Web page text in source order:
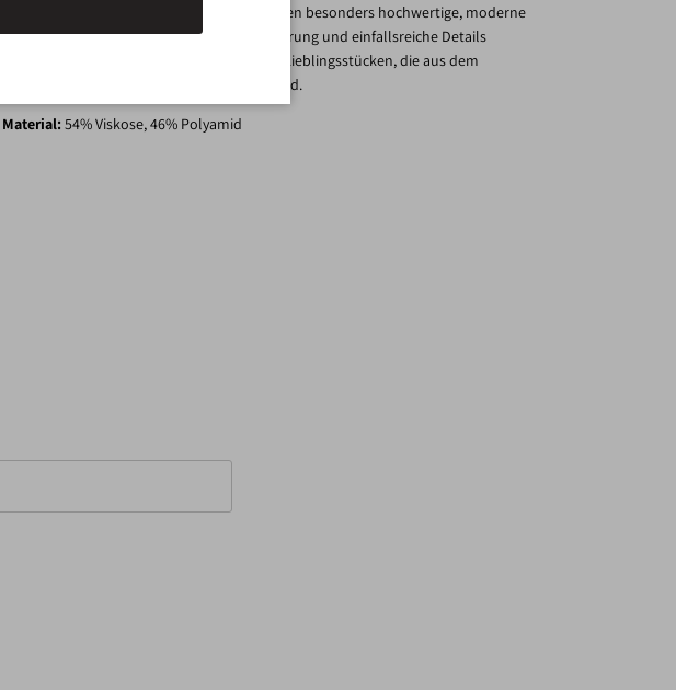
kreiert seit Jahren besonders hochwertige, moderne
Bekleidung, die durch besondere Schnittführung und einfallsreiche Details
bestechen. Alle Produkte werden sofort zu Lieblingsstücken, die aus dem
Kleiderschrank nicht mehr wegzudenken sind.
Material: 54% Viskose, 46% Polyamid